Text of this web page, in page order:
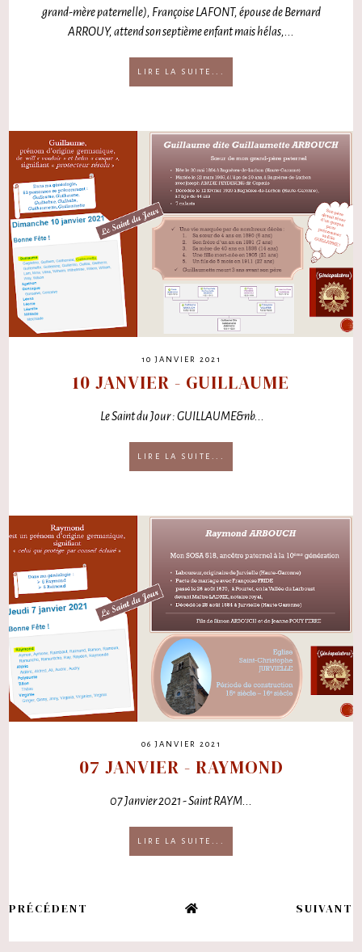
grand-mère paternelle), Françoise LAFONT, épouse de Bernard
ARROUY, attend son septième enfant mais hélas,...
LIRE LA SUITE...
10 JANVIER 2021
10 JANVIER - GUILLAUME
Le Saint du Jour : GUILLAUME&nb...
LIRE LA SUITE...
06 JANVIER 2021
07 JANVIER - RAYMOND
07 Janvier 2021 - Saint RAYM...
LIRE LA SUITE...
PRÉCÉDENT SUIVANT